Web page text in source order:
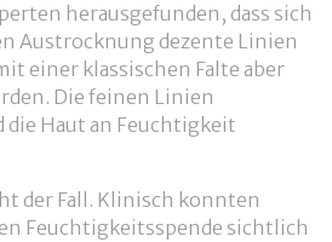
herausgefunden, dass sich
Austrocknung dezente Linien
einer klassischen Falte aber
Die feinen Linien
die Haut an Feuchtigkeit
der Fall. Klinisch konnten
Feuchtigkeitsspende sichtlich